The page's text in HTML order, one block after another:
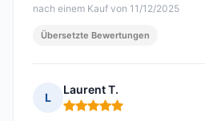
nach einem Kauf von 11/12/2025
Übersetzte Bewertungen
L
Laurent T.
Hinweis: 5 von 5